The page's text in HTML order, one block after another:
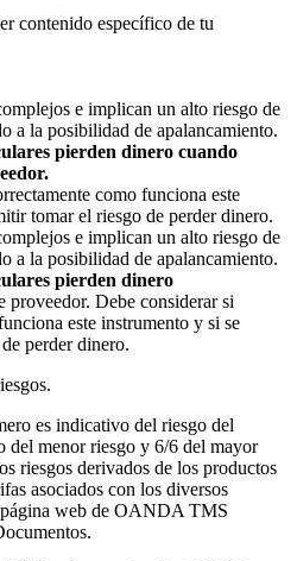
contenido específico de tu
e implican un alto riesgo de
a la posibilidad de apalancamiento.
pierden dinero cuando
como funciona este
tomar el riesgo de perder dinero.
e implican un alto riesgo de
a la posibilidad de apalancamiento.
pierden dinero
proveedor. Debe considerar si
este instrumento y si se
perder dinero.
es indicativo del riesgo del
del menor riesgo y 6/6 del mayor
riesgos derivados de los productos
asociados con los diversos
web de OANDA TMS